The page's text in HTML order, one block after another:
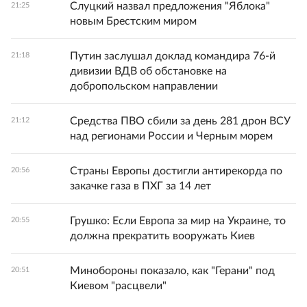
21:25
Слуцкий назвал предложения "Яблока"
новым Брестским миром
21:18
Путин заслушал доклад командира 76-й
дивизии ВДВ об обстановке на
добропольском направлении
21:12
Средства ПВО сбили за день 281 дрон ВСУ
над регионами России и Черным морем
20:56
Страны Европы достигли антирекорда по
закачке газа в ПХГ за 14 лет
20:55
Грушко: Если Европа за мир на Украине, то
должна прекратить вооружать Киев
20:51
Минобороны показало, как "Герани" под
Киевом "расцвели"